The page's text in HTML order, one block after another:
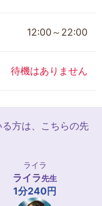
12:00～22:00
待機はありません
方は、こちらの先
ライラ
ライラ先生
1分240円